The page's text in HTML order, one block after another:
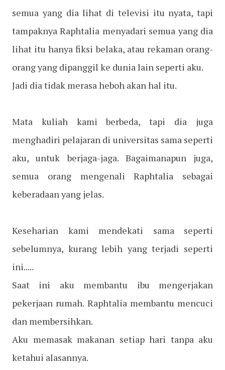
semua yang dia lihat di televisi itu nyata, tapi
tampaknya Raphtalia menyadari semua yang dia
lihat itu hanya fiksi belaka, atau rekaman orang-
orang yang dipanggil ke dunia lain seperti aku.
Jadi dia tidak merasa heboh akan hal itu.
Mata kuliah kami berbeda, tapi dia juga
menghadiri pelajaran di universitas sama seperti
aku, untuk berjaga-jaga. Bagaimanapun juga,
semua orang mengenali Raphtalia sebagai
keberadaan yang jelas.
Keseharian kami mendekati sama seperti
sebelumnya, kurang lebih yang terjadi seperti
ini.....
Saat ini aku membantu ibu mengerjakan
pekerjaan rumah. Raphtalia membantu mencuci
dan membersihkan.
Aku memasak makanan setiap hari tanpa aku
ketahui alasannya.